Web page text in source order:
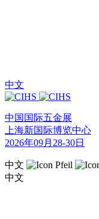
中文
中国国际五金展
上海新国际博览中心
2026年09月28-30日
中文
中文